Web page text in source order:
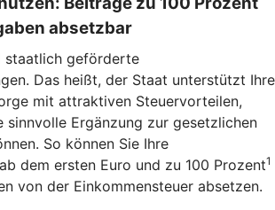
absetzbar
staatlich geförderte
Das heißt, der Staat unterstützt Ihre
mit attraktiven Steuervorteilen,
sinnvolle Ergänzung zur gesetzlichen
So können Sie Ihre
dem ersten Euro und zu 100 Prozent1
von der Einkommensteuer absetzen.